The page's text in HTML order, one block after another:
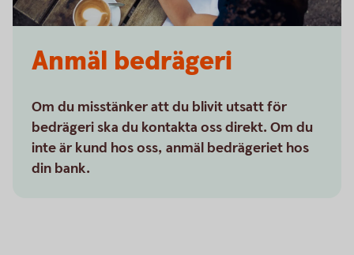
Anmäl bedrägeri
Om du misstänker att du blivit utsatt för
bedrägeri ska du kontakta oss direkt. Om du
inte är kund hos oss, anmäl bedrägeriet hos
din bank.